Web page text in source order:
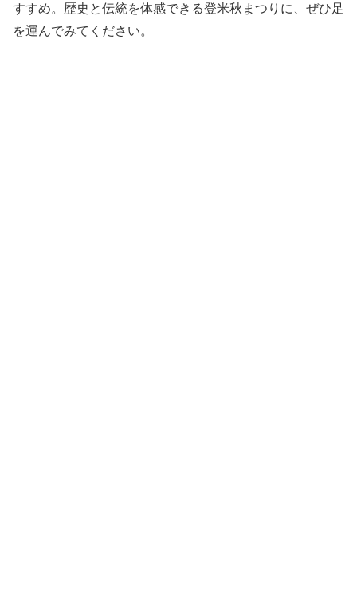
すすめ。歴史と伝統を体感できる登米秋まつりに、ぜひ足
を運んでみてください。